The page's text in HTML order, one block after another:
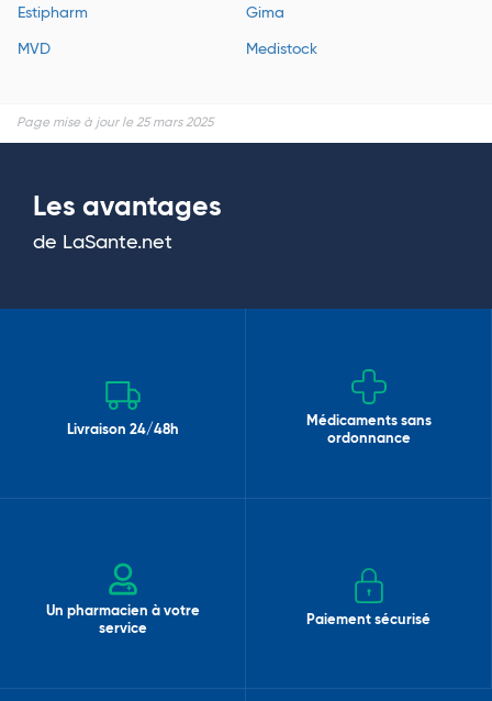
Estipharm Gima
MVD Medistock
Page mise à jour le 25 mars 2025
Les avantages
de LaSante.net
Livraison 24/48h
Médicaments sans
ordonnance
Un pharmacien à votre
service
Paiement sécurisé